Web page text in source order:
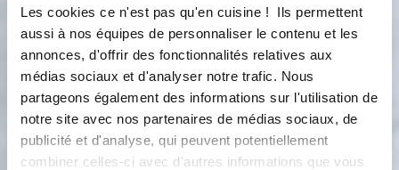
Les cookies ce n'est pas qu'en cuisine ! Ils permettent
aussi à nos équipes de personnaliser le contenu et les
annonces, d'offrir des fonctionnalités relatives aux
médias sociaux et d'analyser notre trafic. Nous
partageons également des informations sur l'utilisation de
notre site avec nos partenaires de médias sociaux, de
publicité et d'analyse, qui peuvent potentiellement
combiner celles-ci avec d'autres informations que vous
6 étapes